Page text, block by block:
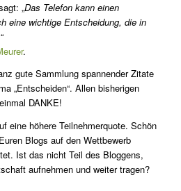
„Das Telefon kann einen
eine wichtige Entscheidung, die in
“
.
gute Sammlung spannender Zitate
„Entscheiden“. Allen bisherigen
DANKE!
eine höhere Teilnehmerquote. Schön
Blogs auf den Wettbewerb
Ist das nicht Teil des Bloggens,
aufnehmen und weiter tragen?